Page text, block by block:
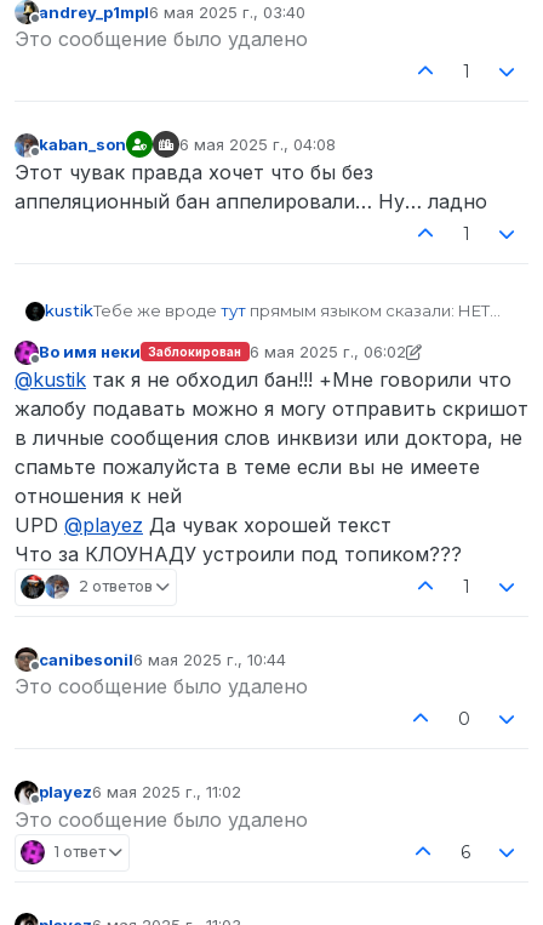
Не в сети
andrey_p1mpl6 мая 2025 г., 03:40
отредактировано
Это сообщение было удалено
1
kaban_son 6 мая 2025 г., 04:08
отредактировано
Этот чувак правда хочет что бы без
аппеляционный бан аппелировали… Ну… ладно
1
kustikТебе же вроде тут прямым языком сказали: НЕТ
+ прошло больше 3-х дней с момента выхода
вердикта.
Не в сети
Во имя неки Заблокирован 6 мая 2025 г., 06:02
отредактировано Во имя неки
@kustik так я не обходил бан!!! +Мне говорили что
жалобу подавать можно я могу отправить скришот
в личные сообщения слов инквизи или доктора, не
спамьте пожалуйста в теме если вы не имеете
отношения к ней
UPD @playez Да чувак хорошей текст
Что за КЛОУНАДУ устроили под топиком???
2 ответов 1
Не в сети
canibesonil6 мая 2025 г., 10:44
отредактировано
Это сообщение было удалено
0
Не в сети
playez6 мая 2025 г., 11:02
отредактировано
Это сообщение было удалено
1 ответ 6